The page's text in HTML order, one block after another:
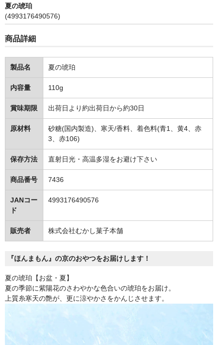
メンバー
夏の琥珀
(4993176490576)
商品詳細
製品名 夏の琥珀
内容量 110g
賞味期限 出荷日より約出荷日から約30日
原材料
砂糖(国内製造)、寒天/香料、着色料(青1、黄4、赤
3、赤106)
保存方法 直射日光・高温多湿をお避け下さい
商品番号 7436
JANコー
ド
4993176490576
販売者 株式会社むかし菓子本舗
『ほんまもん』の京のおやつをお届けします！
夏の琥珀【お盆・夏】
夏の季節に紫陽花のさわやかな色合いの琥珀をお届け。
上質糸寒天の艶が、更に涼やかさをかんじさせます。